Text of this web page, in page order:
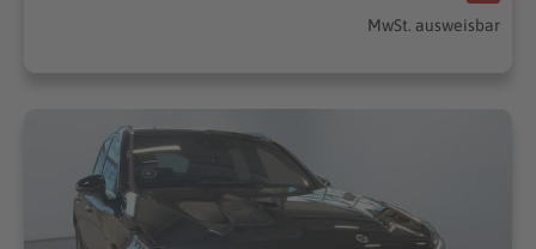
MwSt. ausweisbar